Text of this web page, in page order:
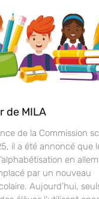
de MILA
de la Commission
il a été annoncé que
en
par un nouveau
Aujourd’hui,